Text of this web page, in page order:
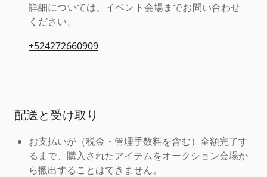
詳細については、イベント会場までお問い合わせ
ください。
+524272660909
配送と受け取り
お支払いが（税金・管理手数料を含む）全額完了す
るまで、購入されたアイテムをオークション会場か
ら搬出することはできません。